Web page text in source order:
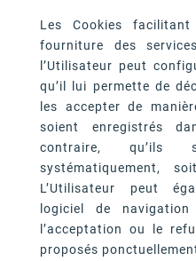
Les Cookies
fourniture des
l’Utilisateur peut
qu’il lui permette de
les accepter de
soient enregistrés
contraire, qu’ils
systématiquement,
L’Utilisateur peut
logiciel de
l’acceptation ou le
proposés